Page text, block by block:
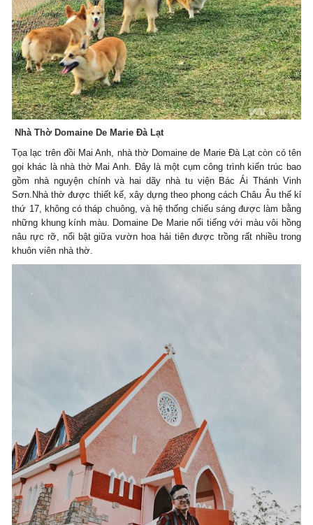
Nhà Thờ Domaine De Marie Đà Lạt
Tọa lạc trên đồi Mai Anh, nhà thờ Domaine de Marie Đà Lạt còn có tên
gọi khác là nhà thờ Mai Anh. Đây là một cụm công trình kiến trúc bao
gồm nhà nguyện chính và hai dãy nhà tu viện Bác Ái Thánh Vinh
Sơn.Nhà thờ được thiết kế, xây dựng theo phong cách Châu Âu thế kỉ
thứ 17, không có tháp chuông, và hệ thống chiếu sáng được làm bằng
những khung kính màu. Domaine De Marie nổi tiếng với màu vôi hồng
nâu rực rỡ, nổi bật giữa vườn hoa hải tiên được trồng rất nhiều trong
khuôn viên nhà thờ.